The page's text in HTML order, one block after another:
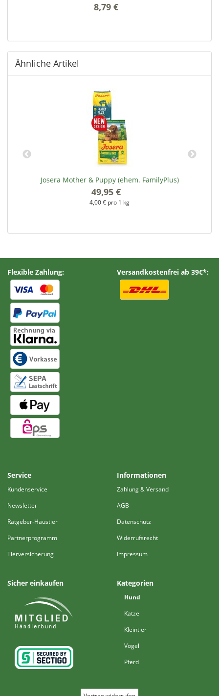
8,79 €
Ähnliche Artikel
Josera Mother & Puppy (ehem. FamilyPlus)
49,95 €
4,00 € pro 1 kg
Flexible Zahlung: Versandkostenfrei ab 39€*:
Service
Kundenservice
Newsletter
Ratgeber-Haustier
Partnerprogramm
Tierversicherung
Informationen
Zahlung & Versand
AGB
Datenschutz
Widerrufsrecht
Impressum
Sicher einkaufen Kategorien
Hund
Katze
Kleintier
Vogel
Pferd